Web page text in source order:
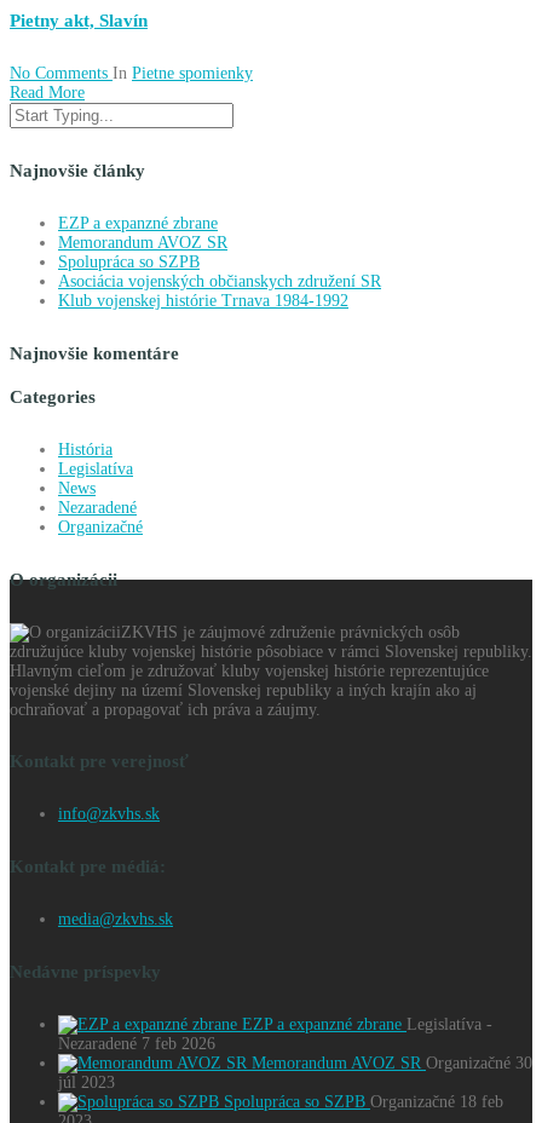
Pietny akt, Slavín
No Comments In Pietne spomienky
Read More
Najnovšie články
EZP a expanzné zbrane
Memorandum AVOZ SR
Spolupráca so SZPB
Asociácia vojenských občianskych združení SR
Klub vojenskej histórie Trnava 1984-1992
Najnovšie komentáre
Categories
História
Legislatíva
News
Nezaradené
Organizačné
O organizácii
ZKVHS je záujmové združenie právnických osôb
združujúce kluby vojenskej histórie pôsobiace v rámci Slovenskej republiky.
Hlavným cieľom je združovať kluby vojenskej histórie reprezentujúce
vojenské dejiny na území Slovenskej republiky a iných krajín ako aj
ochraňovať a propagovať ich práva a záujmy.
Kontakt pre verejnosť
info@zkvhs.sk
Kontakt pre médiá:
media@zkvhs.sk
Nedávne príspevky
EZP a expanzné zbrane Legislatíva -
Nezaradené 7 feb 2026
Memorandum AVOZ SR Organizačné 30
júl 2023
Spolupráca so SZPB Organizačné 18 feb